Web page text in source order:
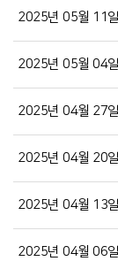
2025년 05월 11
2025년 05월 04
2025년 04월 27
2025년 04월 20
2025년 04월 13
2025년 04월 06